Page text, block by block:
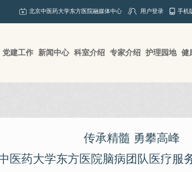
北京中医药大学东方医院融媒体中心 用户登录 手机
党建工作 新闻中心 科室介绍 专家介绍 护理园地 健
传承精髓 勇攀高峰
医药大学东方医院脑病团队医疗服